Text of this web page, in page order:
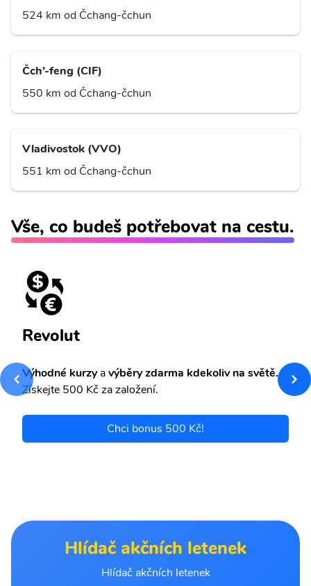
524 km od Čchang-čchun
Čch’-feng (CIF)
550 km od Čchang-čchun
Vladivostok (VVO)
551 km od Čchang-čchun
Vše, co budeš potřebovat na cestu.
Revolut
Výhodné kurzyavýběry zdarma kdekoliv na světě.
Získejte 500 Kč za založení.
Chci bonus 500 Kč!
Hlídač akčních letenek
Hlídač akčních letenek